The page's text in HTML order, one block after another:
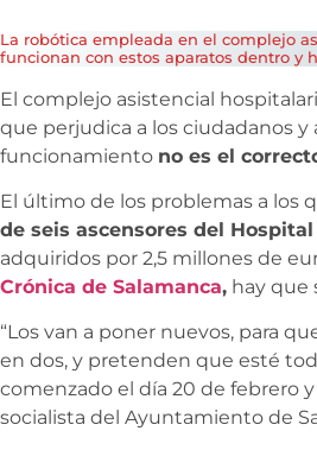
La robótica empleada en el complejo
funcionan con estos aparatos dentro y
El complejo asistencial
que perjudica a los ciudadanos y
funcionamiento no es el
El último de los problemas a los
de seis ascensores del Hospital
adquiridos por 2,5 millones de
Crónica de Salamanca, hay que
“Los van a poner nuevos, para
en dos, y pretenden que esté
comenzado el día 20 de febrero
socialista del Ayuntamiento de